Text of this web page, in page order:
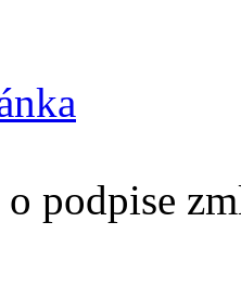
o podpise